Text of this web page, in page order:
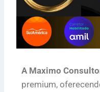
A Maximo
premium,